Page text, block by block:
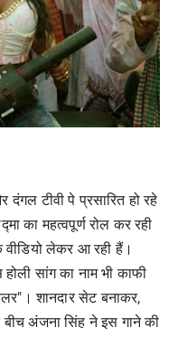
टीवी पे प्रसारित हो रहे
का महत्वपूर्ण रोल कर रही
वीडियो लेकर आ रही हैं।
सांग का नाम भी काफी
शानदार सेट बनाकर,
अंजना सिंह ने इस गाने की